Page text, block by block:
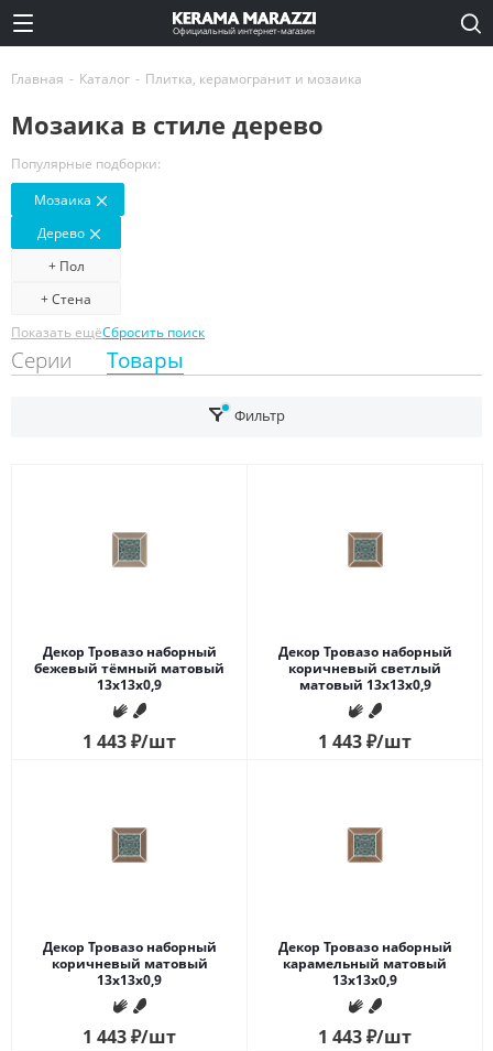
Официальный интернет-магазин
Главная - Каталог - Плитка, керамогранит и мозаика
Мозаика в стиле дерево
Популярные подборки:
Мозаика
Дерево
+ Пол
+ Стена
Показать ещёСбросить поиск
Серии Товары
Фильтр
Декор Тровазо наборный
бежевый тёмный матовый
13x13x0,9
1 443₽/шт
Декор Тровазо наборный
коричневый светлый
матовый 13x13x0,9
1 443₽/шт
Декор Тровазо наборный
коричневый матовый
13x13x0,9
1 443₽/шт
Декор Тровазо наборный
карамельный матовый
13x13x0,9
1 443₽/шт